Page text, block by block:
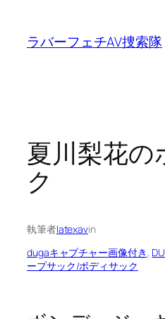
ラバーフェチAV捜索隊
夏川梨花の
ク
執筆者latexavin
dugaキャプチャー画像付き,
ープサック/ボディサック